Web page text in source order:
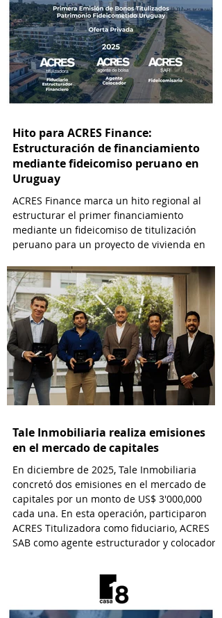
Hito para ACRES Finance:
Estructuración de financiamiento
mediante fideicomiso peruano en
Uruguay
ACRES Finance marca un hito regional al
estructurar el primer financiamiento
mediante un fideicomiso de titulización
peruano para un proyecto de vivienda en
Tale Inmobiliaria realiza emisiones
en el mercado de capitales
En diciembre de 2025, Tale Inmobiliaria
concretó dos emisiones en el mercado de
capitales por un monto de US$ 3'000,000
cada una. En esta operación, participaron
ACRES Titulizadora como fiduciario, ACRES
SAB como agente estructurador y colocador,